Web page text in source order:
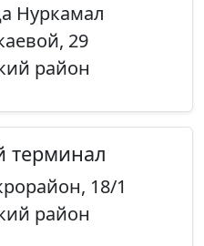
Нуркамал
29
район
терминал
18/1
район